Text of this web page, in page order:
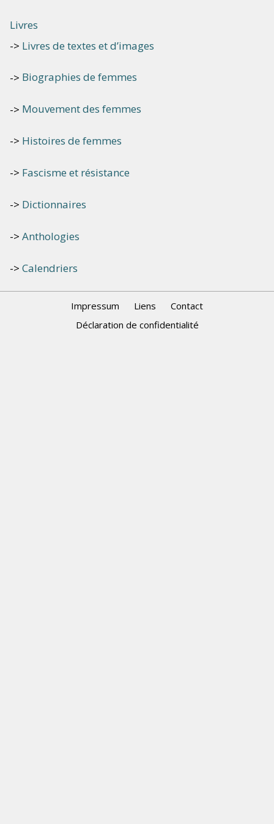
Livres
Livres de textes et d’images
Biographies de femmes
Mouvement des femmes
Histoires de femmes
Fascisme et résistance
Dictionnaires
Anthologies
Calendriers
Impressum Liens
Contact
Déclaration de confidentialité